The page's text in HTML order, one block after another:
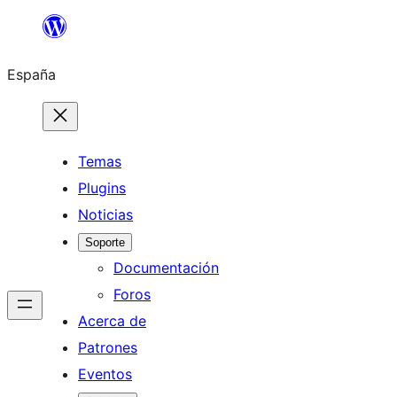
Saltar
contenido
España
Temas
Plugins
Noticias
Soporte
Documentación
Foros
Acerca de
Patrones
Eventos